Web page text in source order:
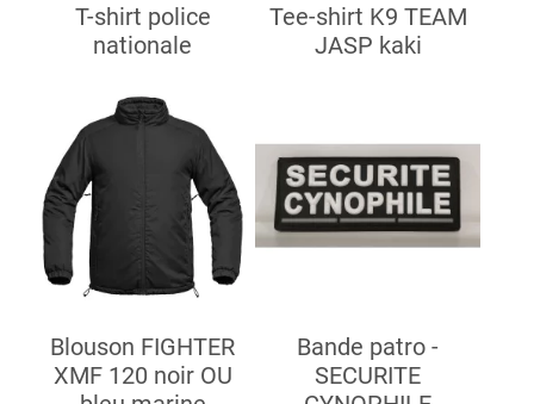
T-shirt police
nationale
Tee-shirt K9 TEAM
JASP kaki
Blouson FIGHTER
XMF 120 noir OU
Bande patro -
SECURITE